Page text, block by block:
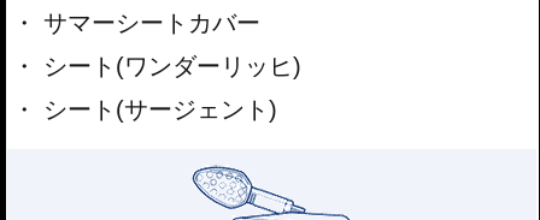
サマーシートカバー
シート(ワンダーリッヒ)
シート(サージェント)